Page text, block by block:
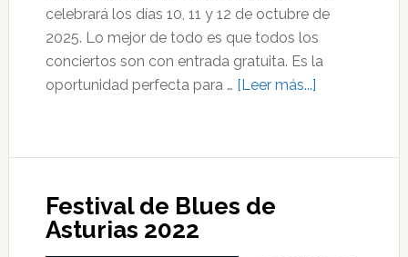
celebrará los días 10, 11 y 12 de octubre de
2025. Lo mejor de todo es que todos los
conciertos son con entrada gratuita. Es la
oportunidad perfecta para … [Leer más...]acerca
Festival
Festival de Blues de
Asturias 2022